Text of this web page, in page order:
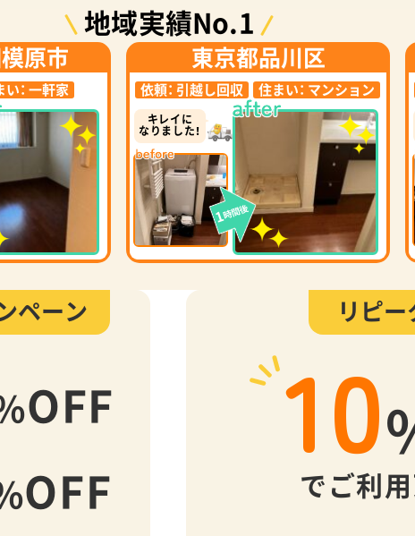
地域実績No.1
原市
： 一軒家
東京都品川区
依頼： 引越し回収 住まい： マンション
キレイに
なりました！
1時間後
ペーン
OFF
OFF
リピ
10
でご利